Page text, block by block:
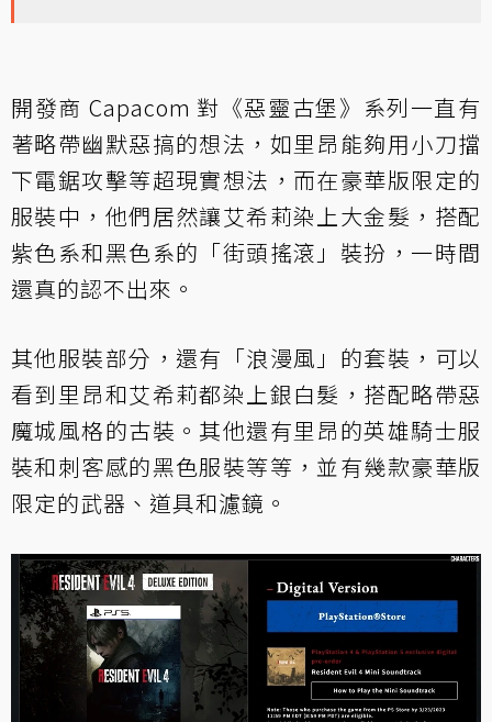
開發商 Capacom 對《惡靈古堡》系列一直有
著略帶幽默惡搞的想法，如里昂能夠用小刀擋
下電鋸攻擊等超現實想法，而在豪華版限定的
服裝中，他們居然讓艾希莉染上大金髮，搭配
紫色系和黑色系的「街頭搖滾」裝扮，一時間
還真的認不出來。
其他服裝部分，還有「浪漫風」的套裝，可以
看到里昂和艾希莉都染上銀白髮，搭配略帶惡
魔城風格的古裝。其他還有里昂的英雄騎士服
裝和刺客感的黑色服裝等等，並有幾款豪華版
限定的武器、道具和濾鏡。